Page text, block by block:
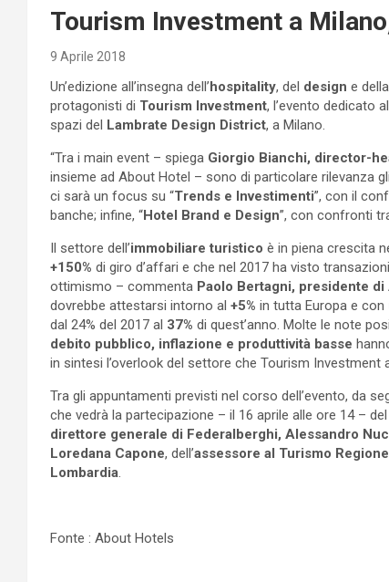
Tourism Investment a
9 Aprile 2018
Un’edizione all’insegna dell’hospitality, del design e della
protagonisti di Tourism Investment, l’evento dedicato
spazi del Lambrate Design District, a Milano.
“Tra i main event – spiega Giorgio Bianchi, director-
insieme ad About Hotel – sono di particolare rilevanza gli
ci sarà un focus su “Trends e Investimenti”, con il
banche; infine, “Hotel Brand e Design”, con confronti
Il settore dell’immobiliare turistico è in piena crescita
+150% di giro d’affari e che nel 2017 ha visto
ottimismo – commenta Paolo Bertagni, presidente di
dovrebbe attestarsi intorno al +5% in tutta Europa e con
dal 24% del 2017 al 37% di quest’anno. Molte le note
debito pubblico, inflazione e produttività basse
in sintesi l’overlook del settore che Tourism Investment
Tra gli appuntamenti previsti nel corso dell’evento, da
che vedrà la partecipazione – il 16 aprile alle ore 14 – del
direttore generale di Federalberghi, Alessandro
Loredana Capone, dell’assessore al Turismo
Lombardia
Fonte : About Hotels